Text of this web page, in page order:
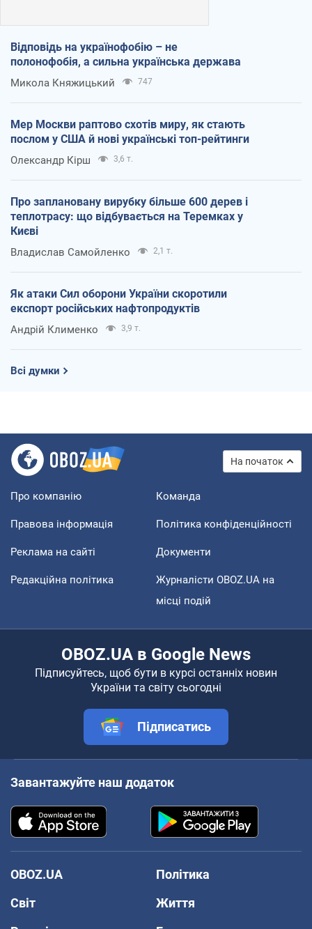
Відповідь на українофобію – не
полонофобія, а сильна українська держава
Микола Княжицький 747
Мер Москви раптово схотів миру, як стають
послом у США й нові українські топ-рейтинги
Олександр Кірш 3,6 т.
Про заплановану вирубку більше 600 дерев і
теплотрасу: що відбувається на Теремках у
Києві
Владислав Самойленко 2,1 т.
Як атаки Сил оборони України скоротили
експорт російських нафтопродуктів
Андрій Клименко 3,9 т.
Всі думки
На початок
Про компанію Команда
Правова інформація Політика конфіденційності
Реклама на сайті Документи
Редакційна політика
Журналісти OBOZ.UA на
місці подій
OBOZ.UA в Google News
Підписуйтесь, щоб бути в курсі останніх новин
України та світу сьогодні
Підписатись
Завантажуйте наш додаток
OBOZ.UA
Політика
Світ
Життя